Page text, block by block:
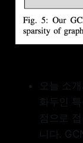
오늘 소
화두인
점으로
니다.